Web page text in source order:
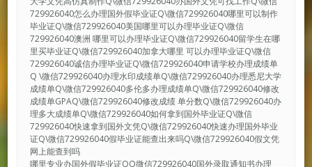
729926040怎么办理国外假毕业证Q\微信729926040哪里可以制作
毕业证Q\微信729926040美国哪里可以办理毕业证Q\微信
729926040澳洲 哪里可以办理毕业证Q\微信729926040留学生在哪
里买毕业证Q\微信729926040加拿大哪里 可以办理毕业证Q\微信
729926040诚信办理毕业证Q\微信729926040申请学校办理成绩单
Q \微信729926040办理水印成绩单Q\微信729926040办理悉尼大学
成绩单Q\微信729926040多伦多办理成绩单Q\微信729926040修改
成绩单GPAQ\微信729926040修改成绩 单分数Q\微信729926040办
理多大成绩单Q\微信729926040如何拿到国外毕业证Q\微信
729926040快速拿到国外文凭Q\微信729926040快速办理国外毕业
证Q\微信729926040假毕业证能查出来吗Q\微信729926040假文凭
网上能查到吗
哪里专业办国外假毕业证QQ微信729926040国外录取通知书办理